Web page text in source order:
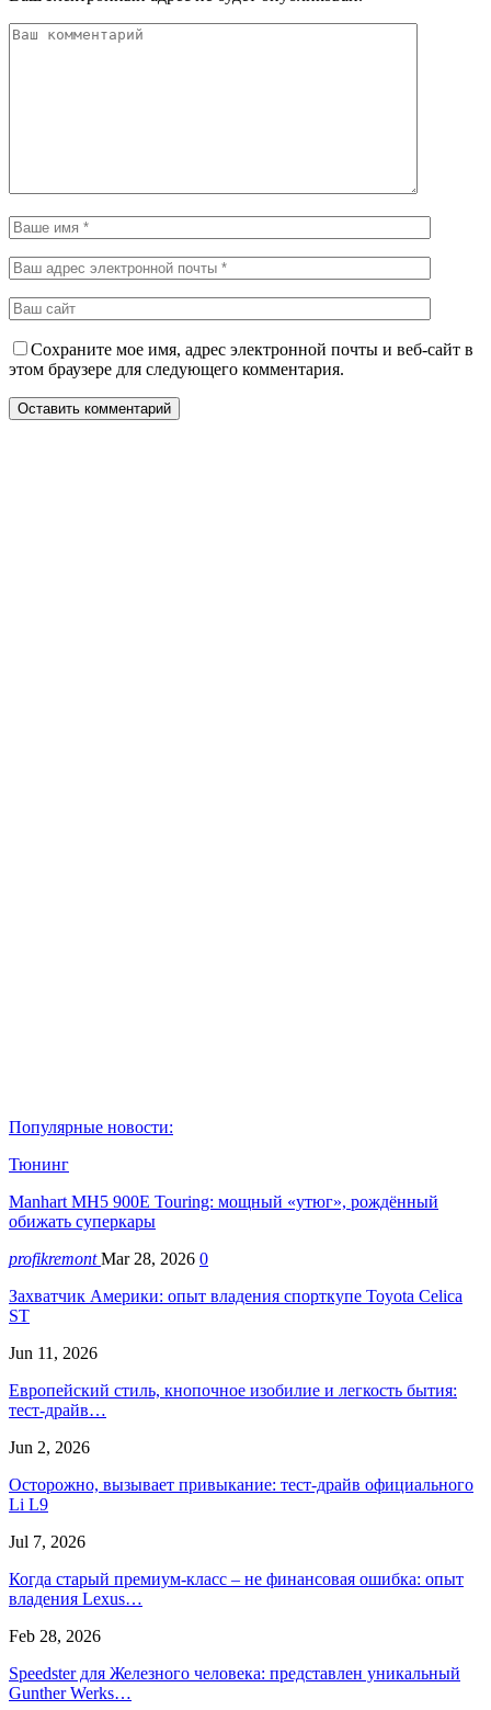
Сохраните мое имя, адрес электронной почты и веб-сайт в
этом браузере для следующего комментария.
Популярные новости:
Тюнинг
Manhart MH5 900E Touring: мощный «утюг», рождённый
обижать суперкары
profikremontMar 28, 2026 0
Захватчик Америки: опыт владения спорткупе Toyota Celica
ST
Jun 11, 2026
Европейский стиль, кнопочное изобилие и легкость бытия:
тест-драйв…
Jun 2, 2026
Осторожно, вызывает привыкание: тест-драйв официального
Li L9
Jul 7, 2026
Когда старый премиум-класс – не финансовая ошибка: опыт
владения Lexus…
Feb 28, 2026
Speedster для Железного человека: представлен уникальный
Gunther Werks…